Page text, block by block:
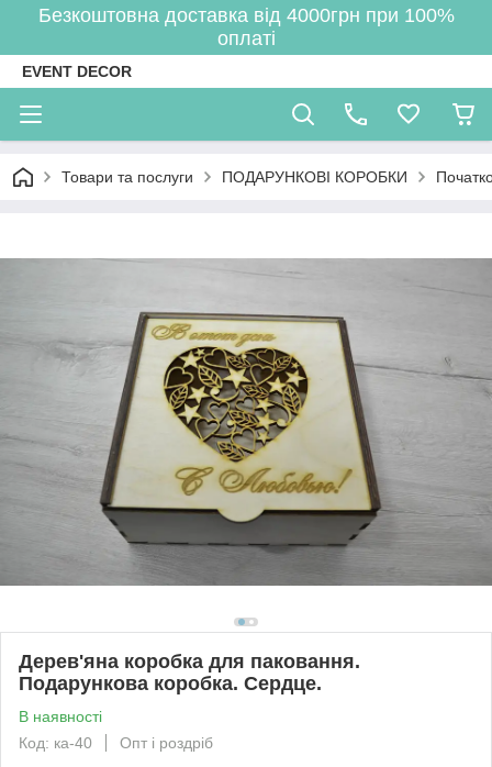
Безкоштовна доставка від 4000грн при 100%
оплаті
EVENT DECOR
Товари та послуги ПОДАРУНКОВІ КОРОБКИ
Дерев'яна коробка для паковання.
Подарункова коробка. Сердце.
В наявності
Код: ка-40
Опт і роздріб